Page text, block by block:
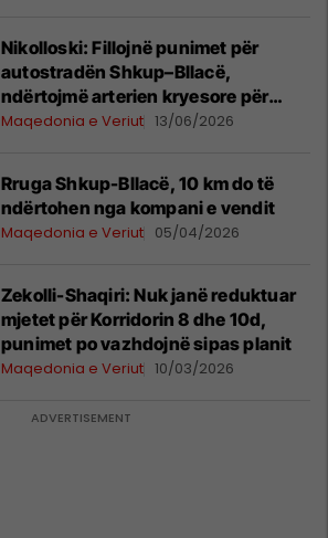
Nikolloski: Fillojnë punimet për
autostradën Shkup–Bllacë,
ndërtojmë arterien kryesore për
lidhjen me Kosovën dhe rajonin
Maqedonia e Veriut 13/06/2026
Rruga Shkup-Bllacë, 10 km do të
ndërtohen nga kompani e vendit
Maqedonia e Veriut 05/04/2026
Zekolli-Shaqiri: Nuk janë reduktuar
mjetet për Korridorin 8 dhe 10d,
punimet po vazhdojnë sipas planit
Maqedonia e Veriut 10/03/2026